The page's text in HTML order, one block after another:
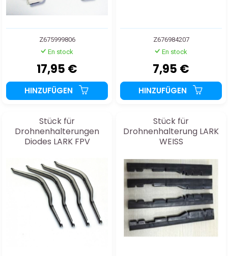
Z675999806
En stock
17,95 €
HINZUFÜGEN
Z676984207
En stock
7,95 €
HINZUFÜGEN
Stück für
Drohnenhalterungen
Diodes LARK FPV
Stück für
Drohnenhalterung LARK
WEISS